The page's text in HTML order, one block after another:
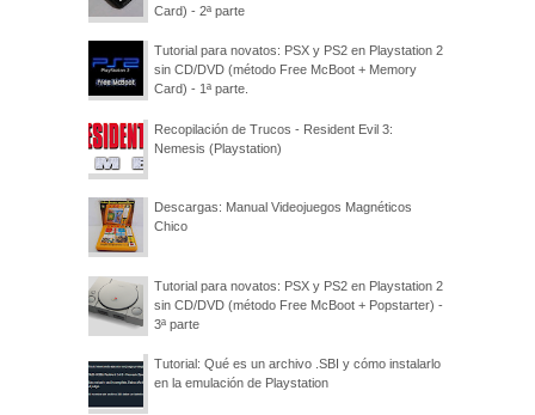
Card) - 2ª parte
Tutorial para novatos: PSX y PS2 en Playstation 2
sin CD/DVD (método Free McBoot + Memory
Card) - 1ª parte.
Recopilación de Trucos - Resident Evil 3:
Nemesis (Playstation)
Descargas: Manual Videojuegos Magnéticos
Chico
Tutorial para novatos: PSX y PS2 en Playstation 2
sin CD/DVD (método Free McBoot + Popstarter) -
3ª parte
Tutorial: Qué es un archivo .SBI y cómo instalarlo
en la emulación de Playstation